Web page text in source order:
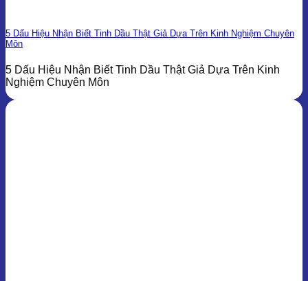
5 Dấu Hiệu Nhận Biết Tinh Dầu Thật Giả Dựa Trên Kinh Nghiệm Chuyên
Môn
5 Dấu Hiệu Nhận Biết Tinh Dầu Thật Giả Dựa Trên Kinh
Nghiệm Chuyên Môn